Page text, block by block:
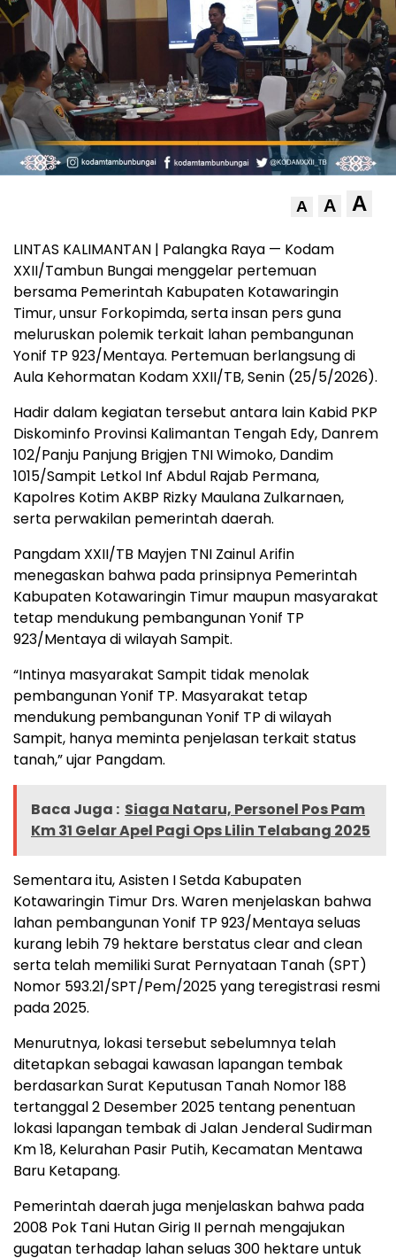
A A A
LINTAS KALIMANTAN | Palangka Raya — Kodam
XXII/Tambun Bungai menggelar pertemuan
bersama Pemerintah Kabupaten Kotawaringin
Timur, unsur Forkopimda, serta insan pers guna
meluruskan polemik terkait lahan pembangunan
Yonif TP 923/Mentaya. Pertemuan berlangsung di
Aula Kehormatan Kodam XXII/TB, Senin (25/5/2026).
Hadir dalam kegiatan tersebut antara lain Kabid PKP
Diskominfo Provinsi Kalimantan Tengah Edy, Danrem
102/Panju Panjung Brigjen TNI Wimoko, Dandim
1015/Sampit Letkol Inf Abdul Rajab Permana,
Kapolres Kotim AKBP Rizky Maulana Zulkarnaen,
serta perwakilan pemerintah daerah.
Pangdam XXII/TB Mayjen TNI Zainul Arifin
menegaskan bahwa pada prinsipnya Pemerintah
Kabupaten Kotawaringin Timur maupun masyarakat
tetap mendukung pembangunan Yonif TP
923/Mentaya di wilayah Sampit.
“Intinya masyarakat Sampit tidak menolak
pembangunan Yonif TP. Masyarakat tetap
mendukung pembangunan Yonif TP di wilayah
Sampit, hanya meminta penjelasan terkait status
tanah,” ujar Pangdam.
Baca Juga : Siaga Nataru, Personel Pos Pam
Km 31 Gelar Apel Pagi Ops Lilin Telabang 2025
Sementara itu, Asisten I Setda Kabupaten
Kotawaringin Timur Drs. Waren menjelaskan bahwa
lahan pembangunan Yonif TP 923/Mentaya seluas
kurang lebih 79 hektare berstatus clear and clean
serta telah memiliki Surat Pernyataan Tanah (SPT)
Nomor 593.21/SPT/Pem/2025 yang teregistrasi resmi
pada 2025.
Menurutnya, lokasi tersebut sebelumnya telah
ditetapkan sebagai kawasan lapangan tembak
berdasarkan Surat Keputusan Tanah Nomor 188
tertanggal 2 Desember 2025 tentang penentuan
lokasi lapangan tembak di Jalan Jenderal Sudirman
Km 18, Kelurahan Pasir Putih, Kecamatan Mentawa
Baru Ketapang.
Pemerintah daerah juga menjelaskan bahwa pada
2008 Pok Tani Hutan Girig II pernah mengajukan
gugatan terhadap lahan seluas 300 hektare untuk